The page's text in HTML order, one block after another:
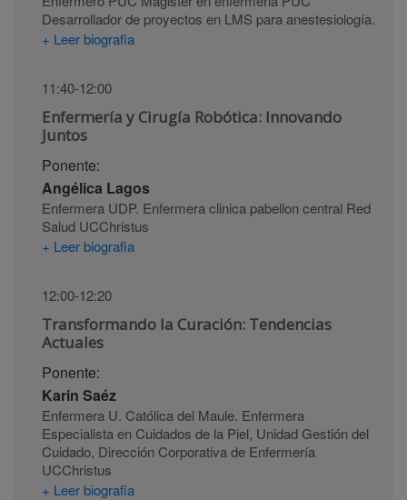
Desarrollador de proyectos en LMS para anestesiología.
+ Leer biografia
11:40-12:00
Enfermería y Cirugía Robótica: Innovando
Juntos
Ponente:
Angélica Lagos
Enfermera UDP. Enfermera clinica pabellon central Red
Salud UCChristus
+ Leer biografia
12:00-12:20
Transformando la Curación: Tendencias
Actuales
Ponente:
Karin Saéz
Enfermera U. Católica del Maule. Enfermera
Especialista en Cuidados de la Piel, Unidad Gestión del
Cuidado, Dirección Corporativa de Enfermería
UCChristus
+ Leer biografia